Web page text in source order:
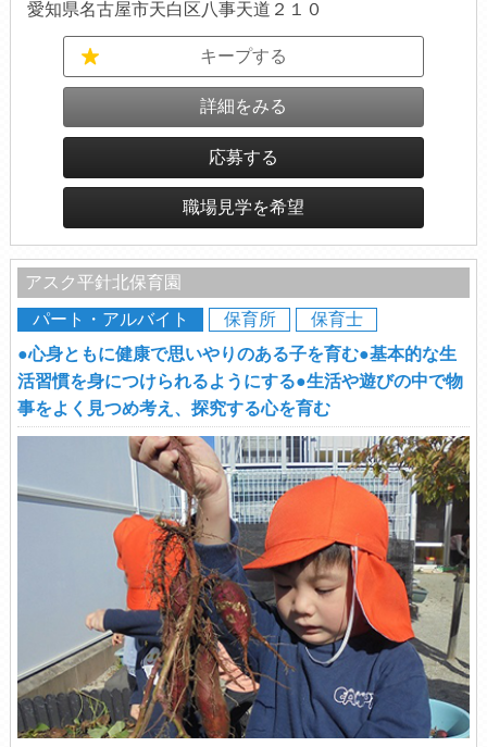
愛知県名古屋市天白区八事天道２１０
キープする
詳細をみる
応募する
職場見学を希望
アスク平針北保育園
パート・アルバイト
保育所
保育士
●心身ともに健康で思いやりのある子を育む●基本的な生
活習慣を身につけられるようにする●生活や遊びの中で物
事をよく見つめ考え、探究する心を育む